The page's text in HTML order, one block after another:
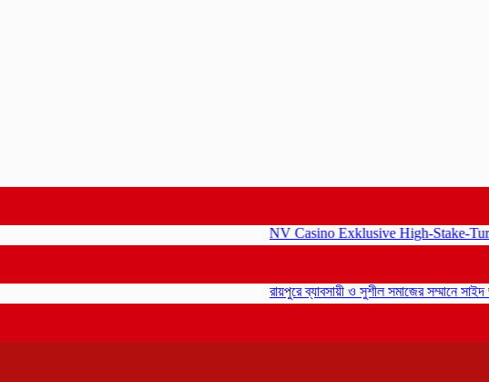
NV Casino Exklusive High-Stake-Turniere
রায়পুরে ব্যাবসায়ী ও সুশীল সমাজের সম্মানে সাইদ